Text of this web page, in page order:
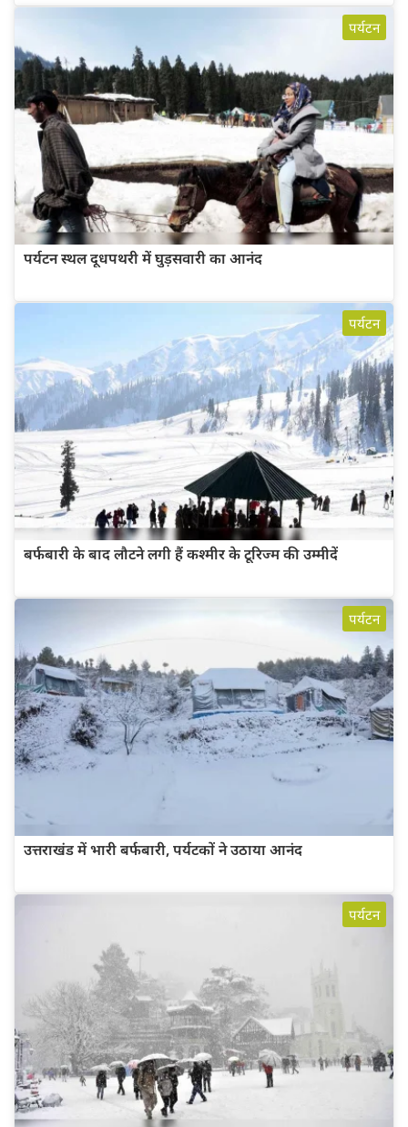
पर्यटन
पर्यटन स्थल दूधपथरी में घुड़सवारी का आनंद
पर्यटन
बर्फबारी के बाद लौटने लगी हैं कश्मीर के टूरिज्म की उम्मीदें
पर्यटन
उत्तराखंड में भारी बर्फबारी, पर्यटकों ने उठाया आनंद
पर्यटन